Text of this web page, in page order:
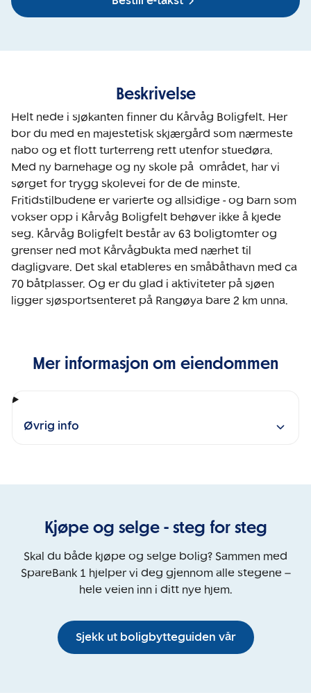
Beskrivelse
Helt nede i sjøkanten finner du Kårvåg Boligfelt. Her
bor du med en majestetisk skjærgård som nærmeste
nabo og et flott turterreng rett utenfor stuedøra.
Med ny barnehage og ny skole på  området, har vi
sørget for trygg skolevei for de de minste.
Fritidstilbudene er varierte og allsidige - og barn som
vokser opp i Kårvåg Boligfelt behøver ikke å kjede
seg. Kårvåg Boligfelt består av 63 boligtomter og
grenser ned mot Kårvågbukta med nærhet til
dagligvare. Det skal etableres en småbåthavn med ca
70 båtplasser. Og er du glad i aktiviteter på sjøen
ligger sjøsportsenteret på Rangøya bare 2 km unna.
Mer informasjon om eiendommen
Øvrig info
Kjøpe og selge - steg for steg
Skal du både kjøpe og selge bolig? Sammen med
SpareBank 1 hjelper vi deg gjennom alle stegene –
hele veien inn i ditt nye hjem.
Sjekk ut boligbytteguiden vår